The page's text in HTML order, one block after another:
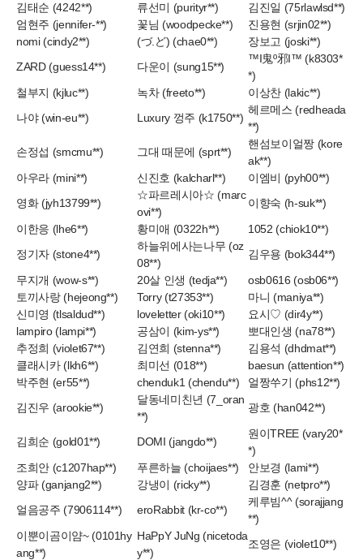
김태순 (4242**)
류선미 (purityr**)
김진일 (75rlawlsd**)
엄현주 (jennifer-**)
꽃님 (woodpecke**)
진용현 (srjin02**)
nomi (cindy2**)
(づ.ど) (chae0**)
장보고 (joski**)
ZARD (guess14**)
다운이 (sung15**)
™I鬼º邪I™ (k8303*
*)
철부지 (kjluc**)
녹차 (freeto**)
이상찬 (lakic**)
나야 (win-eu**)
Luxury 껑주 (k1750**)
헤르메스 (redheada
**)
손정섭 (smcmu**)
그대 때문에 (sprt**)
핸섬보이얼짱 (kore
ak**)
아우라 (mini**)
신진호 (kalcharl**)
이엠비 (pyh00**)
영화 (jyh13799**)
☆파르레시아☆ (marc
ovi**)
이향숙 (h-suk**)
이한응 (lhe6**)
황미애 (0322h**)
1052 (chiok10**)
정기자 (stone4**)
하늘위에사는나무 (oz
08**)
김우용 (bok344**)
무지개 (wow-s**)
20살 인생 (tedja**)
osb0616 (osb06**)
토끼사랑 (hejeong**)
Torry (t27353**)
마니 (maniya**)
신미영 (tlsaldud**)
loveletter (oki10**)
요시♡ (dir4y**)
lampiro (lampi**)
공삼이 (kim-ys**)
뽀대인생 (na78**)
추정희 (violet67**)
김연희 (stenna**)
김용석 (dhdmat**)
클래시카 (lkh6**)
최미선 (018**)
baesun (attention**)
박주현 (er55**)
chenduk1 (chendu**)
얼짱쑤기 (phs12**)
김진우 (arookie**)
달동네미친년 (7_oran
**)
광호 (han042**)
김희순 (gold01**) DOMI (jangdo**)
원이TREE (vary20*
*)
조희안 (c1207hap**)
푸른하늘 (choijaes**)
안보경 (lami**)
양파 (ganjang2**)
강냉이 (ricky**)
김경훈 (netpro**)
얼음공주 (7906114**)
eroRabbit (kr-co**)
케루빔^^ (sorajjang
**)
이뿐이곰이얌~ (0101hy
ang**)
HaPpY JuNg (nicetoda
y**)
조영은 (violet10**)